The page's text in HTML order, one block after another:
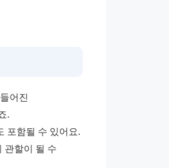
어진
.
포함될 수 있어요.
관할이 될 수